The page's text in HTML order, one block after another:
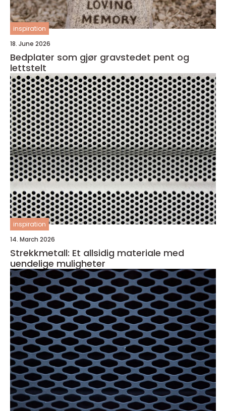
inspiration
18. June 2026
Bedplater som gjør gravstedet pent og
lettstelt
inspiration
14. March 2026
Strekkmetall: Et allsidig materiale med
uendelige muligheter